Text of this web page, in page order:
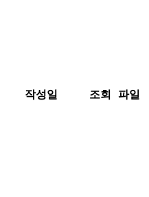
작성일 조회 파일